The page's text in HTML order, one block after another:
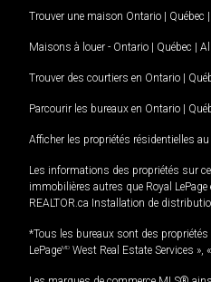
Trouver une maison Ontario Québec
Maisons à louer - Ontario Québec
Trouver des courtiers en Ontario
Parcourir les bureaux en Ontario
Afficher les propriétés résidentielles au
Les informations des propriétés sur
immobilières autres que Royal
REALTOR.ca Installation de
*Tous les bureaux sont des
LePageMD West Real Estate Services »,